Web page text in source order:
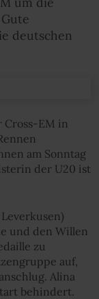
deutschen
Cross-EM in
am Sonntag
der U20 ist
und den Willen
zu
auf,
Alina
behindert.